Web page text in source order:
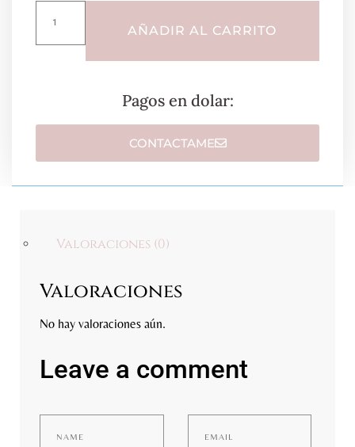
AÑADIR AL CARRITO
Pagos en dolar:
CONTACTAME
Valoraciones (0)
Valoraciones
No hay valoraciones aún.
Leave a comment